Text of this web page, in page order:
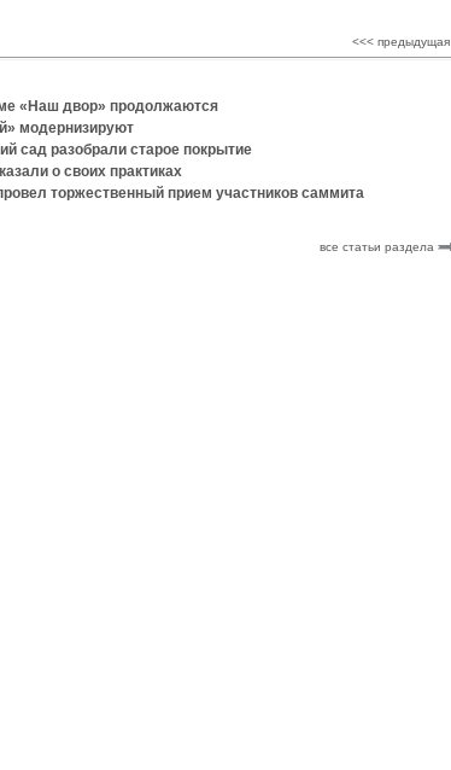
<<< предыдущая
«Наш двор» продолжаются
модернизируют
сад разобрали старое покрытие
о своих практиках
торжественный прием участников саммита
все статьи раздела